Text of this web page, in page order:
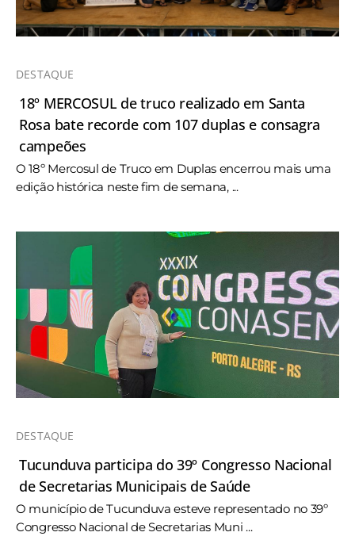
DESTAQUE
18º MERCOSUL de truco realizado em Santa
Rosa bate recorde com 107 duplas e consagra
campeões
O 18º Mercosul de Truco em Duplas encerrou mais uma
edição histórica neste fim de semana, ...
DESTAQUE
Tucunduva participa do 39º Congresso Nacional
de Secretarias Municipais de Saúde
O município de Tucunduva esteve representado no 39º
Congresso Nacional de Secretarias Muni ...